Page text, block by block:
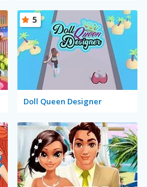
Doll Queen Designer
5